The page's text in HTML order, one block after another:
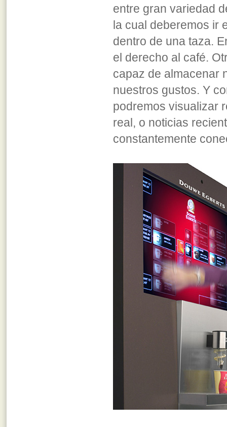
entre gran variedad
la cual deberemos ir
dentro de una taza.
el derecho al café.
capaz de almacenar
nuestros gustos. Y
podremos visualizar
real, o noticias
constantemente